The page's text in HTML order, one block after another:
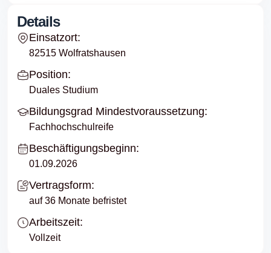
Details
Einsatzort:
82515 Wolfratshausen
Position:
Duales Studium
Bildungsgrad Mindestvoraussetzung:
Fachhochschulreife
Beschäftigungsbeginn:
01.09.2026
Vertragsform:
auf 36 Monate befristet
Arbeitszeit:
Vollzeit